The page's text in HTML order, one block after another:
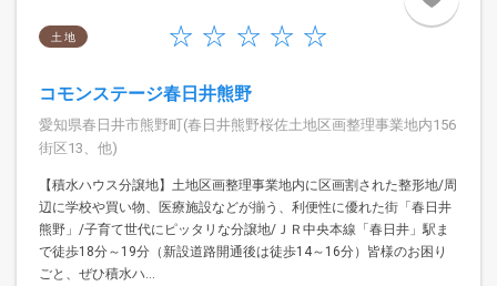
土 地
コモンステージ春日井熊野
愛知県春日井市熊野町(春日井熊野桜佐土地区画整理事業地内156
街区13、他)
【積水ハウス分譲地】土地区画整理事業地内に区画割された整形地/周
辺に学校や買い物、医療施設などが揃う、利便性に優れた街「春日井
熊野」/子育て世代にピッタリな分譲地/ＪＲ中央本線「春日井」駅ま
で徒歩18分～19分（新設道路開通後は徒歩14～16分）皆様のお困り
ごと、ぜひ積水ハ...